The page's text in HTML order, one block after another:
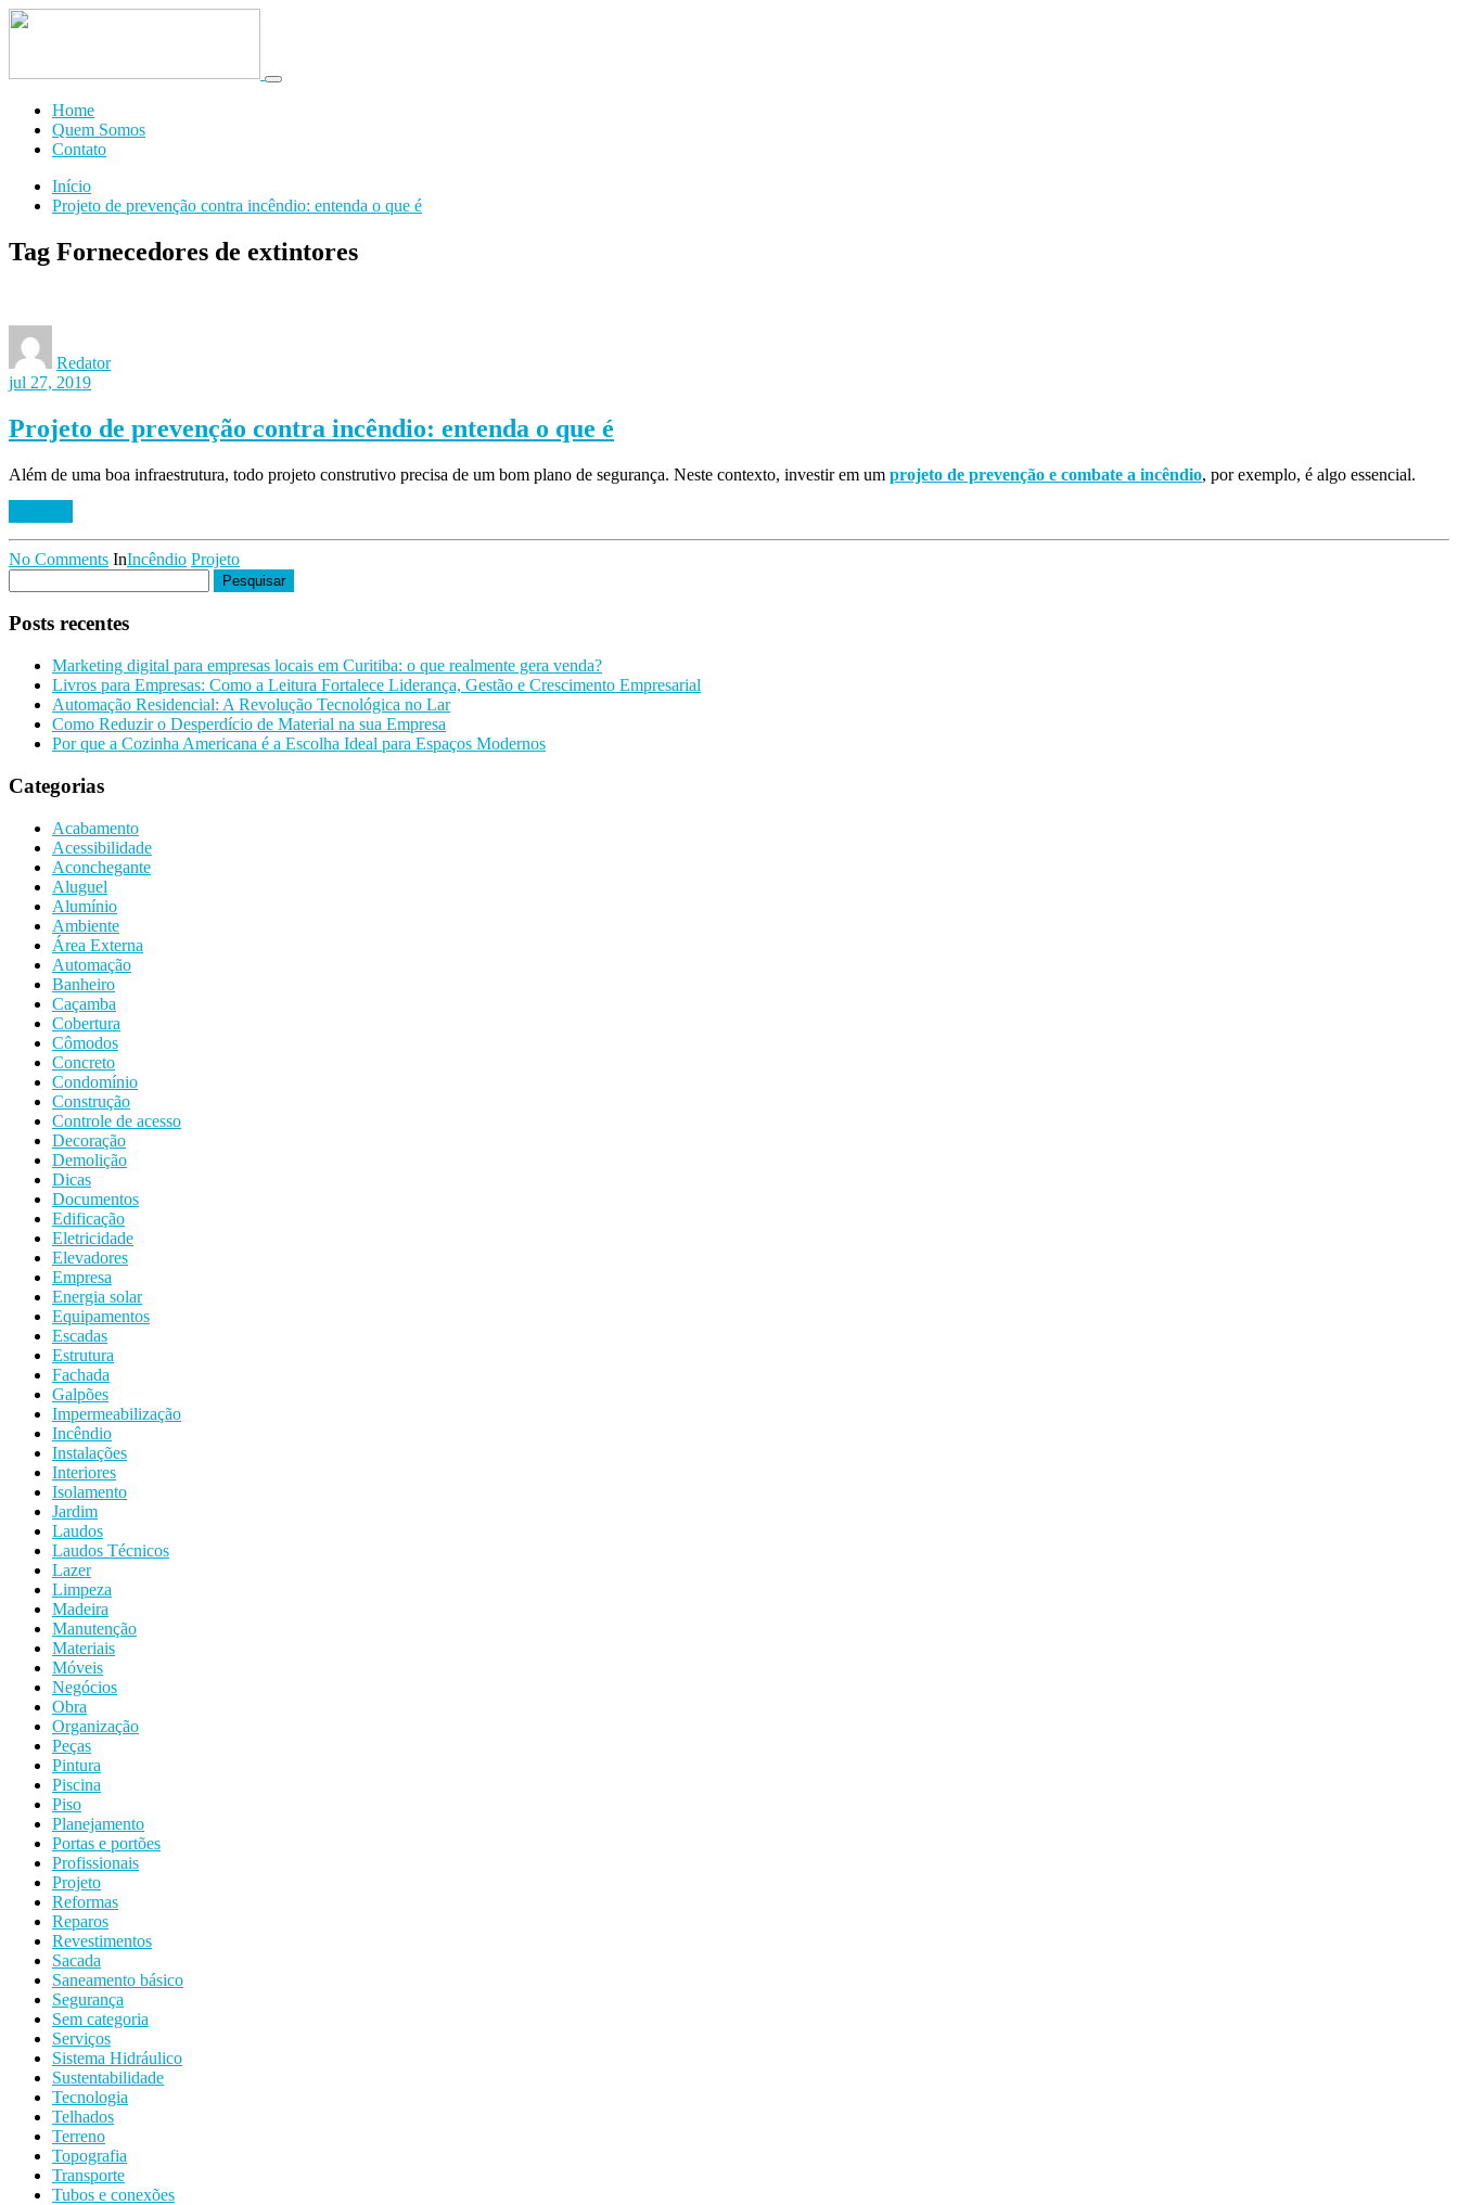
Toggle
Home
Quem Somos
Contato
Início
Projeto de prevenção contra incêndio: entenda o que é
Tag Fornecedores de extintores
Redator
jul 27, 2019
Projeto de prevenção contra incêndio: entenda o que é
Além de uma boa infraestrutura, todo projeto construtivo precisa de um bom plano de segurança. Neste contexto, investir em um projeto de prevenção e combate a incêndio, por exemplo, é algo essencial.
No Comments InIncêndio Projeto
por:
Posts recentes
Marketing digital para empresas locais em Curitiba: o que realmente gera venda?
Livros para Empresas: Como a Leitura Fortalece Liderança, Gestão e Crescimento Empresarial
Automação Residencial: A Revolução Tecnológica no Lar
Como Reduzir o Desperdício de Material na sua Empresa
Por que a Cozinha Americana é a Escolha Ideal para Espaços Modernos
Categorias
Acabamento
Acessibilidade
Aconchegante
Aluguel
Alumínio
Ambiente
Área Externa
Automação
Banheiro
Caçamba
Cobertura
Cômodos
Concreto
Condomínio
Construção
Controle de acesso
Decoração
Demolição
Dicas
Documentos
Edificação
Eletricidade
Elevadores
Empresa
Energia solar
Equipamentos
Escadas
Estrutura
Fachada
Galpões
Impermeabilização
Incêndio
Instalações
Interiores
Isolamento
Jardim
Laudos
Laudos Técnicos
Lazer
Limpeza
Madeira
Manutenção
Materiais
Móveis
Negócios
Obra
Organização
Peças
Pintura
Piscina
Piso
Planejamento
Portas e portões
Profissionais
Projeto
Reformas
Reparos
Revestimentos
Sacada
Saneamento básico
Segurança
Sem categoria
Serviços
Sistema Hidráulico
Sustentabilidade
Tecnologia
Telhados
Terreno
Topografia
Transporte
Tubos e conexões